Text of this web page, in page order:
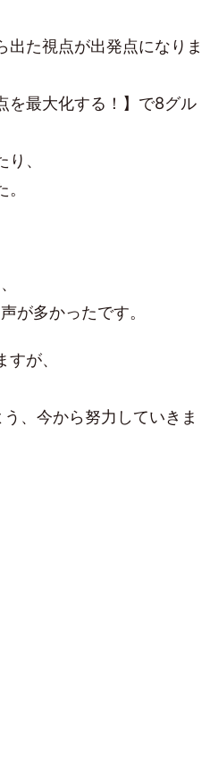
た視点が出発点になりま
を最大化する！】で8グル
、
が多かったです。
が、
、今から努力していきま